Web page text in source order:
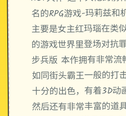
名的RPG游戏-玛莉兹和
主要是女主红玛瑙在类
的游戏世界里登场对抗
步兵版 本作拥有非常流
如同街头霸王一般的打
十分的出色，有着3D动
然后还有非常丰富的道